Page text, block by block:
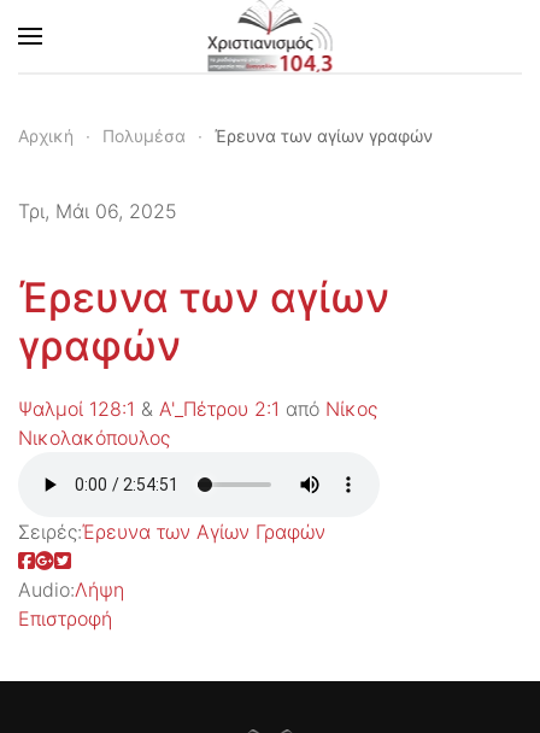
Skip to main content
Αρχική Πολυμέσα Έρευνα των αγίων γραφών
Τρι, Μάι 06, 2025
Έρευνα των αγίων
γραφών
Ψαλμοί 128:1 & Α'_Πέτρου 2:1 από Νίκος
Νικολακόπουλος
Σειρές:Έρευνα των Αγίων Γραφών
Audio:Λήψη
Επιστροφή